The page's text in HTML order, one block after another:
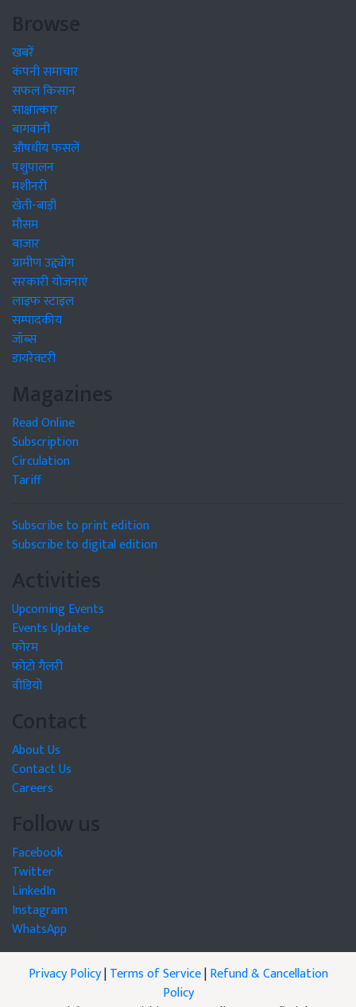
Browse
खबरें
कंपनी समाचार
सफल किसान
साक्षात्कार
बागवानी
औषधीय फसलें
पशुपालन
मशीनरी
खेती-बाड़ी
मौसम
बाजार
ग्रामीण उद्द्योग
सरकारी योजनाएं
लाइफ स्टाइल
सम्पादकीय
जॉब्स
डायरेक्टरी
Magazines
Read Online
Subscription
Circulation
Tariff
Subscribe to print edition
Subscribe to digital edition
Activities
Upcoming Events
Events Update
फोरम
फोटो गैलरी
वीडियो
Contact
About Us
Contact Us
Careers
Follow us
Facebook
Twitter
LinkedIn
Instagram
WhatsApp
Privacy Policy|Terms of Service|Refund & Cancellation
Policy